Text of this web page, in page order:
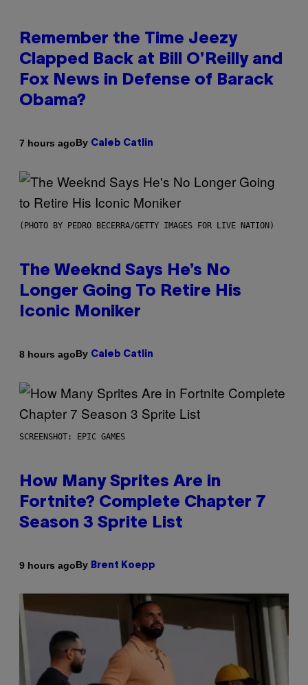
Remember the Time Jeezy
Clapped Back at Bill O’Reilly and
Fox News in Defense of Barack
Obama?
7 hours agoBy Caleb Catlin
(PHOTO BY PEDRO BECERRA/GETTY IMAGES FOR LIVE NATION)
The Weeknd Says He’s No
Longer Going To Retire His
Iconic Moniker
8 hours agoBy Caleb Catlin
SCREENSHOT: EPIC GAMES
How Many Sprites Are in
Fortnite? Complete Chapter 7
Season 3 Sprite List
9 hours agoBy Brent Koepp